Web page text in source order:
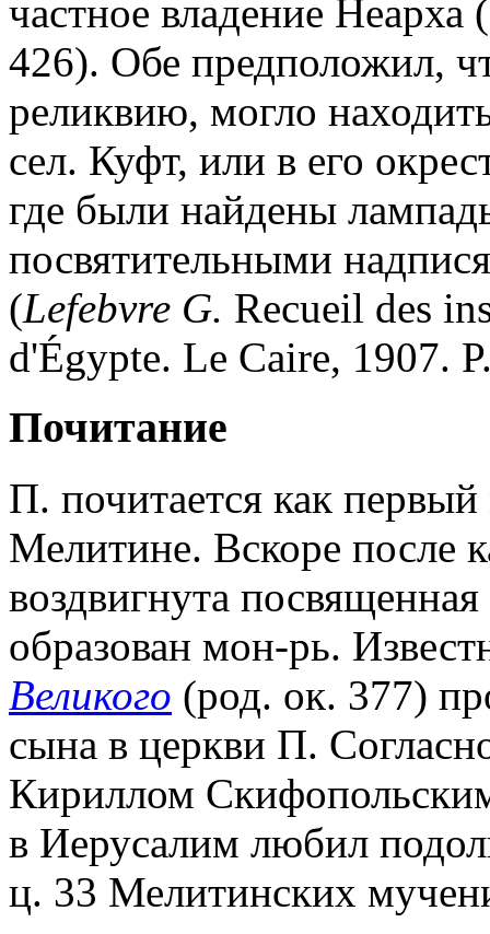
частное владение Неарха (
426). Обе предположил,
реликвию, могло
сел. Куфт, или в его
где были найдены
посвятительными
(Lefebvre G. Recueil des
d'Égypte. Le Caire, 1907.
Почитание
П. почитается как
Мелитине. Вскоре после
воздвигнута
образован мон-рь.
Великого (род. ок. 377)
сына в церкви П.
Кириллом
в Иерусалим любил
ц. 33 Мелитинских